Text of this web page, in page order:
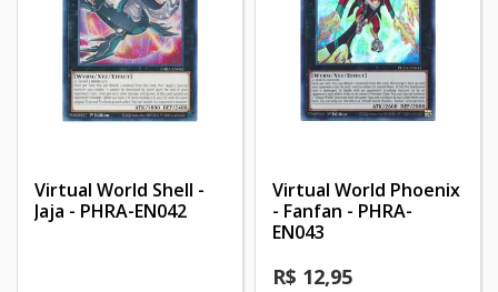
Virtual World Shell -
Jaja - PHRA-EN042
Virtual World Phoenix
- Fanfan - PHRA-
EN043
R$ 12,95